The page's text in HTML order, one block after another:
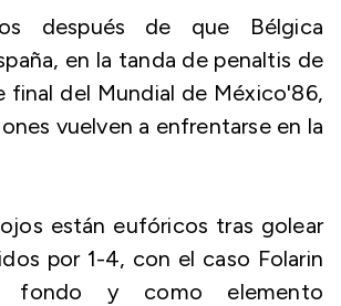
después de que Bélgica
en la tanda de penaltis de
final del Mundial de México'86,
vuelven a enfrentarse en la
están eufóricos tras golear
por 1-4, con el caso Folarin
fondo y como elemento